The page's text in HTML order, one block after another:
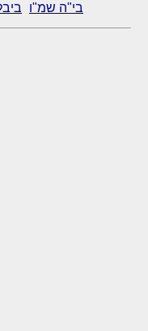
בי"ה שמ"ו